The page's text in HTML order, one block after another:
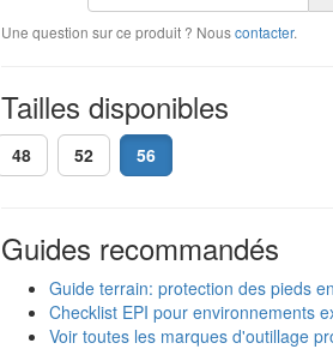
Une question sur ce produit ? Nouscontacter.
Tailles disponibles
48 52 56
Guides recommandés
Guide terrain: protection des pieds
Checklist EPI pour environnements
Voir toutes les marques d'outillage